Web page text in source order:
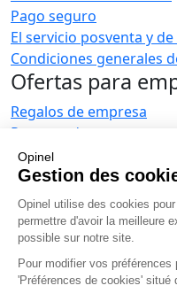
Opinel
Gestion des
Opinel utilise des cookies
permettre d'avoir la meilleure
possible sur notre site.
Pour modifier vos
'Préférences de cookies' situé
Pago seguro
El servicio posventa y
Condiciones generales
Ofertas para
Regalos de empresa
Restauradores
Noticias Opinel
Recibir las novedades
Venga a vernos